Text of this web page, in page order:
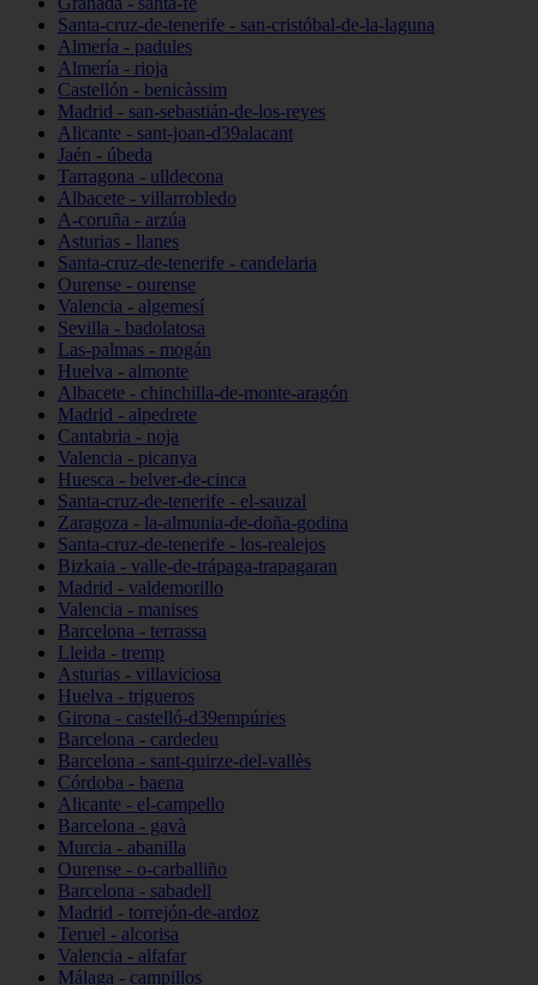
Santa-cruz-de-tenerife - san-cristóbal-de-la-laguna
Almería - padules
Almería - rioja
Castellón - benicàssim
Madrid - san-sebastián-de-los-reyes
Alicante - sant-joan-d39alacant
Jaén - úbeda
Tarragona - ulldecona
Albacete - villarrobledo
A-coruña - arzúa
Asturias - llanes
Santa-cruz-de-tenerife - candelaria
Ourense - ourense
Valencia - algemesí
Sevilla - badolatosa
Las-palmas - mogán
Huelva - almonte
Albacete - chinchilla-de-monte-aragón
Madrid - alpedrete
Cantabria - noja
Valencia - picanya
Huesca - belver-de-cinca
Santa-cruz-de-tenerife - el-sauzal
Zaragoza - la-almunia-de-doña-godina
Santa-cruz-de-tenerife - los-realejos
Bizkaia - valle-de-trápaga-trapagaran
Madrid - valdemorillo
Valencia - manises
Barcelona - terrassa
Lleida - tremp
Asturias - villaviciosa
Huelva - trigueros
Girona - castelló-d39empúries
Barcelona - cardedeu
Barcelona - sant-quirze-del-vallès
Córdoba - baena
Alicante - el-campello
Barcelona - gavà
Murcia - abanilla
Ourense - o-carballiño
Barcelona - sabadell
Madrid - torrejón-de-ardoz
Teruel - alcorisa
Valencia - alfafar
Málaga - campillos